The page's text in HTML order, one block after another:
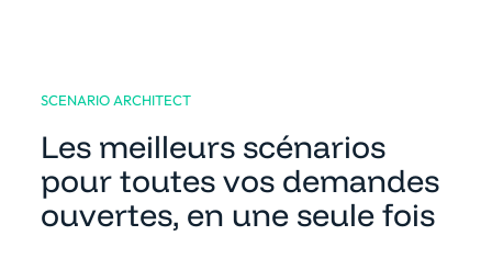
SCENARIO ARCHITECT
Les meilleurs scénarios
pour toutes vos demandes
ouvertes, en une seule fois